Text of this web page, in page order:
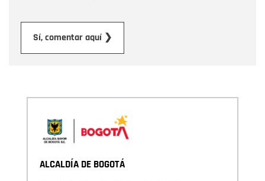
Sí, comentar aquí ❯
ALCALDÍA DE BOGOTÁ